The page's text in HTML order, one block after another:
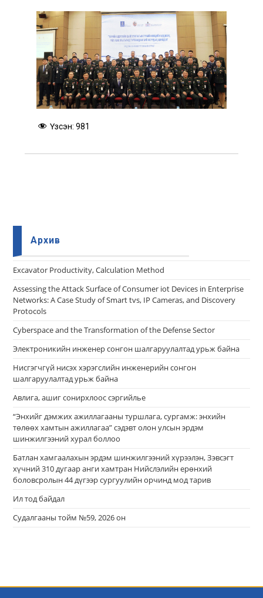
Үзсэн: 981
Архив
Еxcavator Productivity, Calculation Method
Assessing the Attack Surface of Consumer iot Devices in Enterprise
Networks: A Case Study of Smart tvs, IP Cameras, and Discovery
Protocols
Cyberspace and the Transformation of the Defense Sector
Электроникийн инженер сонгон шалгаруулалтад урьж байна
Нисгэгчгүй нисэх хэрэгслийн инженерийн сонгон
шалгаруулалтад урьж байна
Авлига, ашиг сонирхлоос сэргийлье
“Энхийг дэмжих ажиллагааны туршлага, сургамж: энхийн
төлөөх хамтын ажиллагаа” сэдэвт олон улсын эрдэм
шинжилгээний хурал боллоо
Батлан хамгаалахын эрдэм шинжилгээний хүрээлэн, Зэвсэгт
хүчний 310 дугаар анги хамтран Нийслэлийн ерөнхий
боловсролын 44 дүгээр сургуулийн орчинд мод тарив
Ил тод байдал
Судалгааны тойм №59, 2026 он